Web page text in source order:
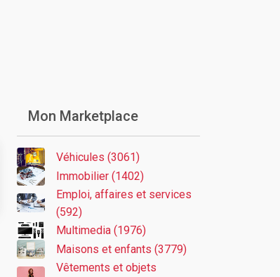
Mon Marketplace
Véhicules (3061)
Immobilier (1402)
Emploi, affaires et services
(592)
Multimedia (1976)
Maisons et enfants (3779)
Vêtements et objets